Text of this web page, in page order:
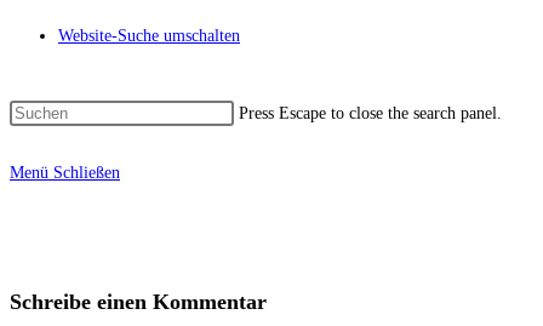
Website-Suche umschalten
Press Escape to close the search panel.
Menü Schließen
Schreibe einen Kommentar